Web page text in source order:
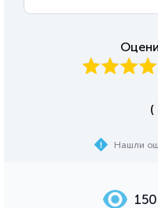
(
Нашли